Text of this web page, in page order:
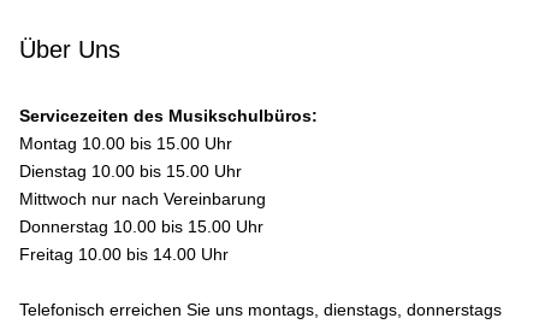
Über Uns
Servicezeiten des Musikschulbüros:
Montag 10.00 bis 15.00 Uhr
Dienstag 10.00 bis 15.00 Uhr
Mittwoch nur nach Vereinbarung
Donnerstag 10.00 bis 15.00 Uhr
Freitag 10.00 bis 14.00 Uhr
Telefonisch erreichen Sie uns montags, dienstags, donnerstags